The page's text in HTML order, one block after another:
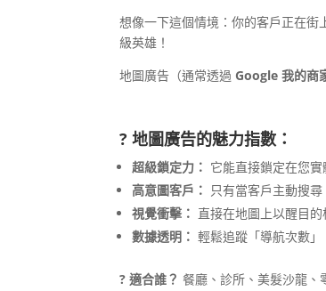
想像一下這個情境：你的客戶正在
級英雄！
地圖廣告（通常透過 Google 我的商
? 地圖廣告的魅力指數：
超級鎖定力： 它能直接鎖定在您
高意圖客戶： 只有當客戶主動搜
視覺衝擊： 直接在地圖上以醒目
數據透明： 輕鬆追蹤「導航次數
? 適合誰？ 餐廳、診所、美髮沙龍